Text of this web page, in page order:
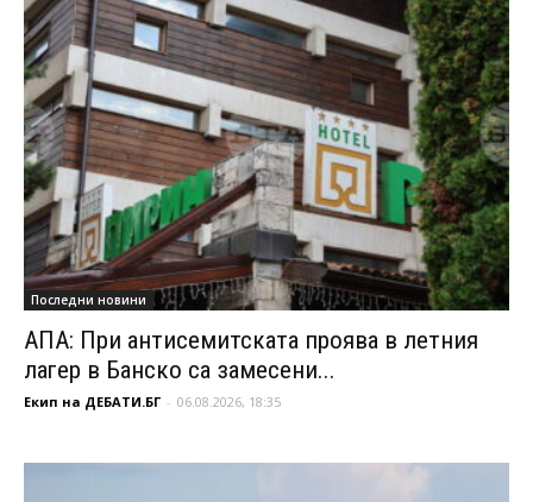
Последни новини
АПА: При антисемитската проява в летния
лагер в Банско са замесени...
Екип на ДЕБАТИ.БГ - 06.08.2026, 18:35